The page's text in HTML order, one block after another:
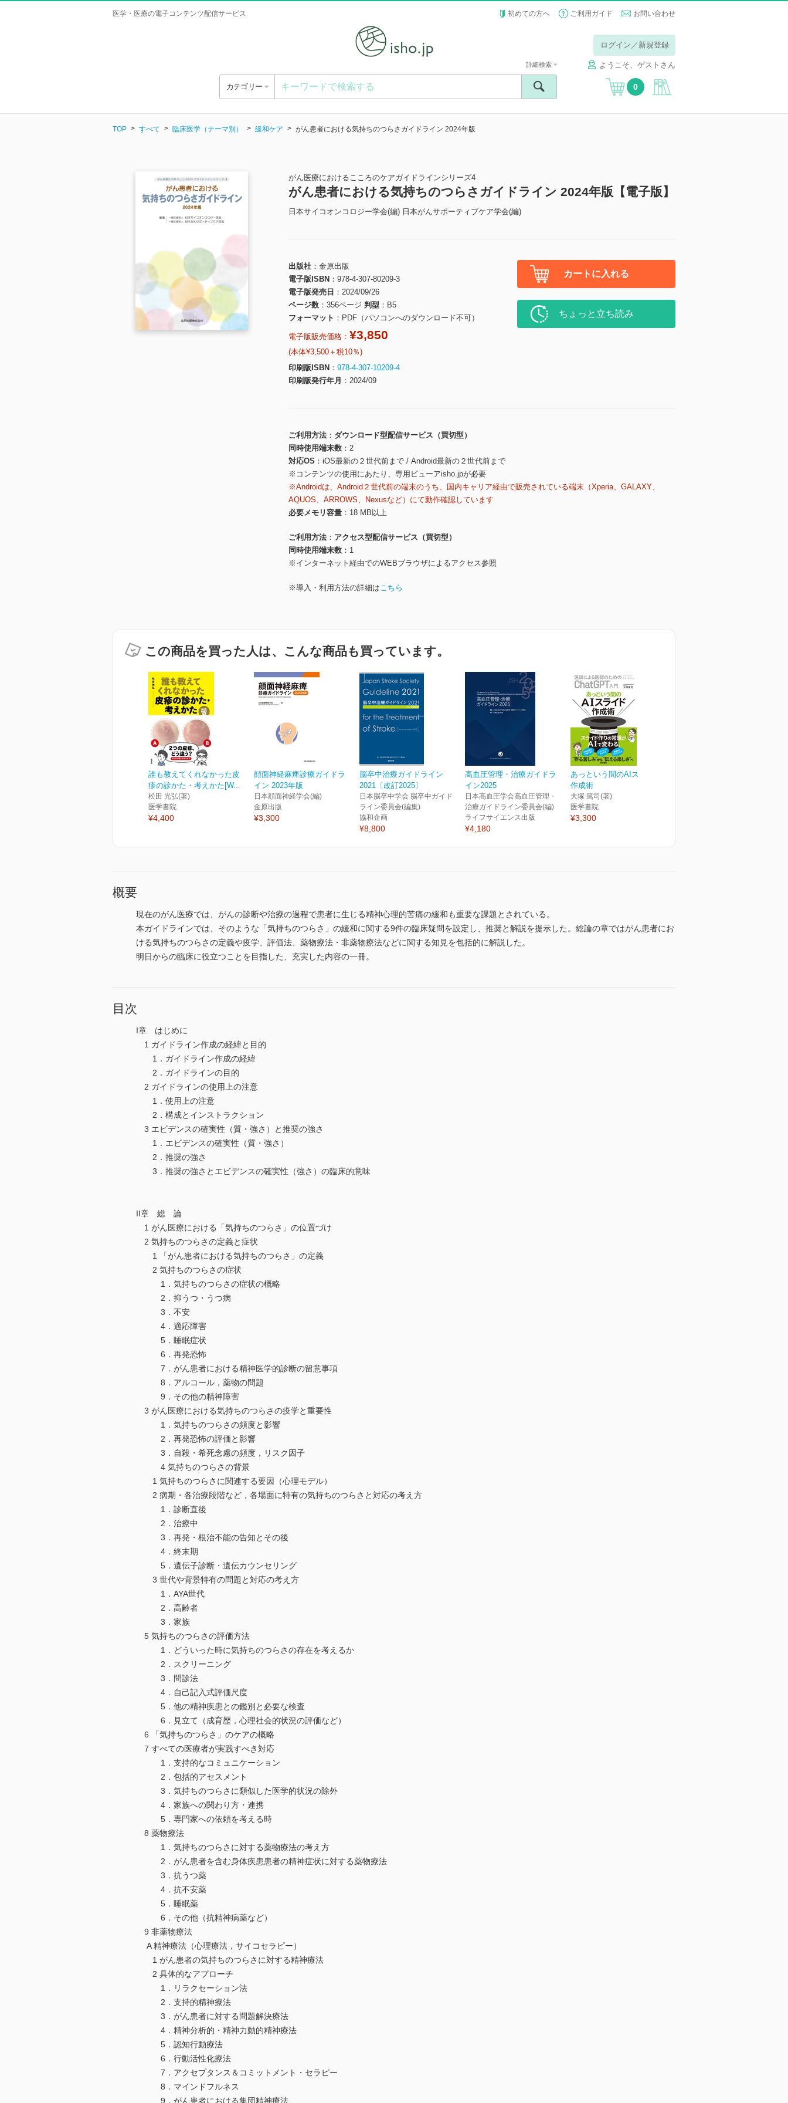
医学・医療の電子コンテンツ配信サービス 初めての方へ ご利用ガイド お問い合わせ
ログイン／新規登録
ようこそ、ゲストさん
カテゴリー
詳細検索
0
TOP すべて 臨床医学（テーマ別） 緩和ケア がん患者における気持ちのつらさガイドライン 2024年版
がん医療におけるこころのケアガイドラインシリーズ4
がん患者における気持ちのつらさガイドライン 2024年版【電子版】
日本サイコオンコロジー学会(編) 日本がんサポーティブケア学会(編)
出版社
金原出版
電子版ISBN
978-4-307-80209-3
電子版発売日
2024/09/26
ページ数
356ページ 判型
B5
フォーマット
PDF（パソコンへのダウンロード不可）
電子版販売価格： ¥3,850
(本体¥3,500＋税10％)
印刷版ISBN
978-4-307-10209-4
印刷版発行年月
2024/09
カートに入れる
ちょっと立ち読み
ご利用方法
ダウンロード型配信サービス（買切型）
同時使用端末数
2
対応OS
iOS最新の２世代前まで / Android最新の２世代前まで
※コンテンツの使用にあたり、専用ビューアisho.jpが必要
※Androidは、Android２世代前の端末のうち、国内キャリア経由で販売されている端末（Xperia、GALAXY、
AQUOS、ARROWS、Nexusなど）にて動作確認しています
必要メモリ容量
18 MB以上
ご利用方法
アクセス型配信サービス（買切型）
同時使用端末数
1
※インターネット経由でのWEBブラウザによるアクセス参照
※導入・利用方法の詳細はこちら
この商品を買った人は、こんな商品も買っています。
誰も教えてくれなかった皮
疹の診かた・考えかた[W...
松田 光弘(著)
医学書院
¥4,400
顔面神経麻痺診療ガイドラ
イン 2023年版
日本顔面神経学会(編)
金原出版
¥3,300
脳卒中治療ガイドライン
2021〔改訂2025〕
日本脳卒中学会 脳卒中ガイド
ライン委員会(編集)
協和企画
¥8,800
高血圧管理・治療ガイドラ
イン2025
日本高血圧学会高血圧管理・
治療ガイドライン委員会(編)
ライフサイエンス出版
¥4,180
あっという間のAIスライド
作成術
大塚 篤司(著)
医学書院
¥3,300
概要
現在のがん医療では、がんの診断や治療の過程で患者に生じる精神心理的苦痛の緩和も重要な課題とされている。
本ガイドラインでは、そのような「気持ちのつらさ」の緩和に関する9件の臨床疑問を設定し、推奨と解説を提示した。総論の章ではがん患者にお
ける気持ちのつらさの定義や疫学、評価法、薬物療法・非薬物療法などに関する知見を包括的に解説した。
明日からの臨床に役立つことを目指した、充実した内容の一冊。
目次
I章 はじめに
1 ガイドライン作成の経緯と目的
1．ガイドライン作成の経緯
2．ガイドラインの目的
2 ガイドラインの使用上の注意
1．使用上の注意
2．構成とインストラクション
3 エビデンスの確実性（質・強さ）と推奨の強さ
1．エビデンスの確実性（質・強さ）
2．推奨の強さ
3．推奨の強さとエビデンスの確実性（強さ）の臨床的意味
II章 総 論
1 がん医療における「気持ちのつらさ」の位置づけ
2 気持ちのつらさの定義と症状
1 「がん患者における気持ちのつらさ」の定義
2 気持ちのつらさの症状
1．気持ちのつらさの症状の概略
2．抑うつ・うつ病
3．不安
4．適応障害
5．睡眠症状
6．再発恐怖
7．がん患者における精神医学的診断の留意事項
8．アルコール，薬物の問題
9．その他の精神障害
3 がん医療における気持ちのつらさの疫学と重要性
1．気持ちのつらさの頻度と影響
2．再発恐怖の評価と影響
3．自殺・希死念慮の頻度，リスク因子
4 気持ちのつらさの背景
1 気持ちのつらさに関連する要因（心理モデル）
2 病期・各治療段階など，各場面に特有の気持ちのつらさと対応の考え方
1．診断直後
2．治療中
3．再発・根治不能の告知とその後
4．終末期
5．遺伝子診断・遺伝カウンセリング
3 世代や背景特有の問題と対応の考え方
1．AYA世代
2．高齢者
3．家族
5 気持ちのつらさの評価方法
1．どういった時に気持ちのつらさの存在を考えるか
2．スクリーニング
3．問診法
4．自己記入式評価尺度
5．他の精神疾患との鑑別と必要な検査
6．見立て（成育歴，心理社会的状況の評価など）
6 「気持ちのつらさ」のケアの概略
7 すべての医療者が実践すべき対応
1．支持的なコミュニケーション
2．包括的アセスメント
3．気持ちのつらさに類似した医学的状況の除外
4．家族への関わり方・連携
5．専門家への依頼を考える時
8 薬物療法
1．気持ちのつらさに対する薬物療法の考え方
2．がん患者を含む身体疾患患者の精神症状に対する薬物療法
3．抗うつ薬
4．抗不安薬
5．睡眠薬
6．その他（抗精神病薬など）
9 非薬物療法
A 精神療法（心理療法，サイコセラピー）
1 がん患者の気持ちのつらさに対する精神療法
2 具体的なアプローチ
1．リラクセーション法
2．支持的精神療法
3．がん患者に対する問題解決療法
4．精神分析的・精神力動的精神療法
5．認知行動療法
6．行動活性化療法
7．アクセプタンス＆コミットメント・セラピー
8．マインドフルネス
9．がん患者における集団精神療法